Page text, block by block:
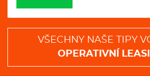
VŠECHNY NAŠE TIPY
OPERATIVNÍ